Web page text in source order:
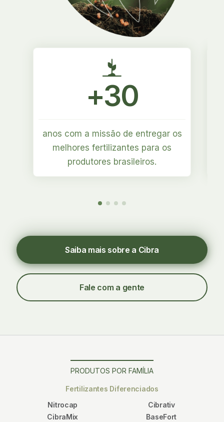
+30
anos com a missão de entregar os
melhores fertilizantes para os
produtores brasileiros.
Saiba mais sobre a Cibra
Fale com a gente
PRODUTOS POR FAMÍLIA
Fertilizantes Diferenciados
Nitrocap
CibraMix
Cibrativ
BaseFort